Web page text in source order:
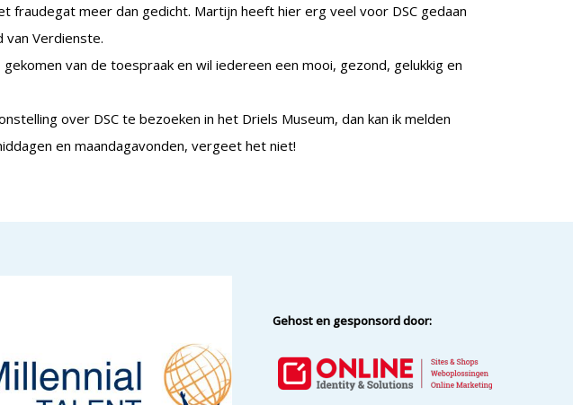
fraudegat meer dan gedicht. Martijn heeft hier erg veel voor DSC gedaan
Verdienste.
van de toespraak en wil iedereen een mooi, gezond, gelukkig en
over DSC te bezoeken in het Driels Museum, dan kan ik melden
en maandagavonden, vergeet het niet!
Gehost en gesponsord door: